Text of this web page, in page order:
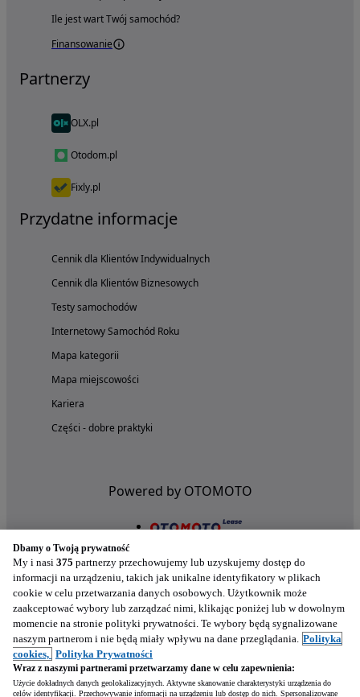
Ile jest wart Twój samochód?
Finansowanie
Partnerzy
OLX.pl
Otodom.pl
Fixly.pl
Przydatne informacje
Cennik dla Klientów Indywidualnych
Cennik dla Klientów Biznesowych
Testy samochodów
Internetowy Samochód Roku
Mapa kategorii
Mapa miejscowości
Kariera
Części - dobre praktyki
Powered by OTOMOTO
Nasze aplikacje w twoim telefonie
Dbamy o Twoją prywatność
My i nasi 375 partnerzy przechowujemy lub uzyskujemy dostęp do
informacji na urządzeniu, takich jak unikalne identyfikatory w plikach
cookie w celu przetwarzania danych osobowych. Użytkownik może
zaakceptować wybory lub zarządzać nimi, klikając poniżej lub w dowolnym
momencie na stronie polityki prywatności. Te wybory będą sygnalizowane
naszym partnerom i nie będą miały wpływu na dane przeglądania. Polityka
cookies, Polityka Prywatności
Wraz z naszymi partnerami przetwarzamy dane w celu zapewnienia:
Użycie dokładnych danych geolokalizacyjnych. Aktywne skanowanie charakterystyki urządzenia do
celów identyfikacji. Przechowywanie informacji na urządzeniu lub dostęp do nich. Spersonalizowane